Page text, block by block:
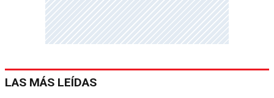
LAS MÁS LEÍDAS